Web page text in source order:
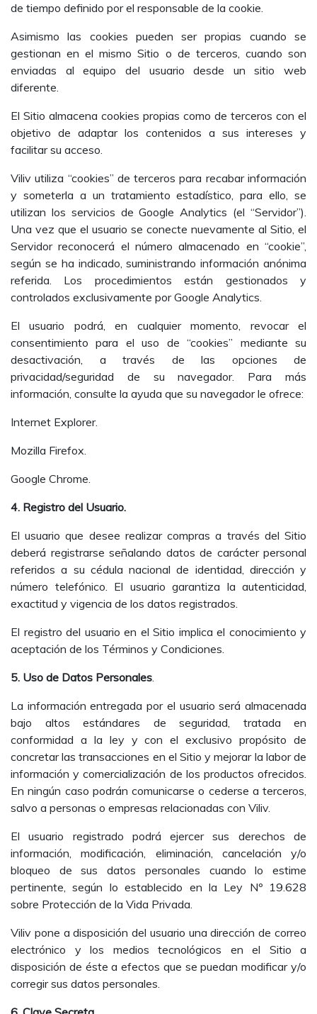
de tiempo definido por el responsable de la cookie.
Asimismo las cookies pueden ser propias cuando se
gestionan en el mismo Sitio o de terceros, cuando son
enviadas al equipo del usuario desde un sitio web
diferente.
El Sitio almacena cookies propias como de terceros con el
objetivo de adaptar los contenidos a sus intereses y
facilitar su acceso.
Viliv utiliza “cookies” de terceros para recabar información
y someterla a un tratamiento estadístico, para ello, se
utilizan los servicios de Google Analytics (el “Servidor”).
Una vez que el usuario se conecte nuevamente al Sitio, el
Servidor reconocerá el número almacenado en “cookie”,
según se ha indicado, suministrando información anónima
referida. Los procedimientos están gestionados y
controlados exclusivamente por Google Analytics.
El usuario podrá, en cualquier momento, revocar el
consentimiento para el uso de “cookies” mediante su
desactivación, a través de las opciones de
privacidad/seguridad de su navegador. Para más
información, consulte la ayuda que su navegador le ofrece:
Internet Explorer.
Mozilla Firefox.
Google Chrome.
4. Registro del Usuario.
El usuario que desee realizar compras a través del Sitio
deberá registrarse señalando datos de carácter personal
referidos a su cédula nacional de identidad, dirección y
número telefónico. El usuario garantiza la autenticidad,
exactitud y vigencia de los datos registrados.
El registro del usuario en el Sitio implica el conocimiento y
aceptación de los Términos y Condiciones.
5. Uso de Datos Personales.
La información entregada por el usuario será almacenada
bajo altos estándares de seguridad, tratada en
conformidad a la ley y con el exclusivo propósito de
concretar las transacciones en el Sitio y mejorar la labor de
información y comercialización de los productos ofrecidos.
En ningún caso podrán comunicarse o cederse a terceros,
salvo a personas o empresas relacionadas con Viliv.
El usuario registrado podrá ejercer sus derechos de
información, modificación, eliminación, cancelación y/o
bloqueo de sus datos personales cuando lo estime
pertinente, según lo establecido en la Ley Nº 19.628
sobre Protección de la Vida Privada.
Viliv pone a disposición del usuario una dirección de correo
electrónico y los medios tecnológicos en el Sitio a
disposición de éste a efectos que se puedan modificar y/o
corregir sus datos personales.